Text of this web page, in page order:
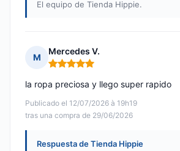
El equipo de Tienda Hippie.
M
Mercedes V.
Nota: 5 de 5
Publicado el 12/07/2026 à 19h19
tras una compra de 29/06/2026
la ropa preciosa y llego super rapido
Respuesta de Tienda Hippie